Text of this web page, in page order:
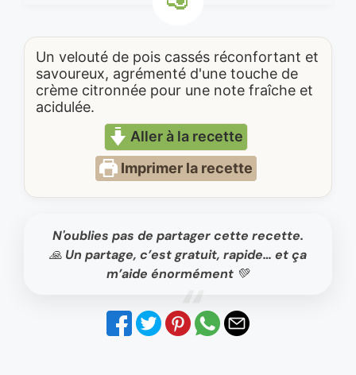
Un velouté de pois cassés réconfortant et
savoureux, agrémenté d'une touche de
crème citronnée pour une note fraîche et
acidulée.
Aller à la recette
Imprimer la recette
N'oublies pas de partager cette recette.
🙏 Un partage, c’est gratuit, rapide… et ça
m’aide énormément 💚